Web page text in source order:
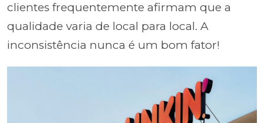
clientes frequentemente afirmam que a
qualidade varia de local para local. A
inconsistência nunca é um bom fator!